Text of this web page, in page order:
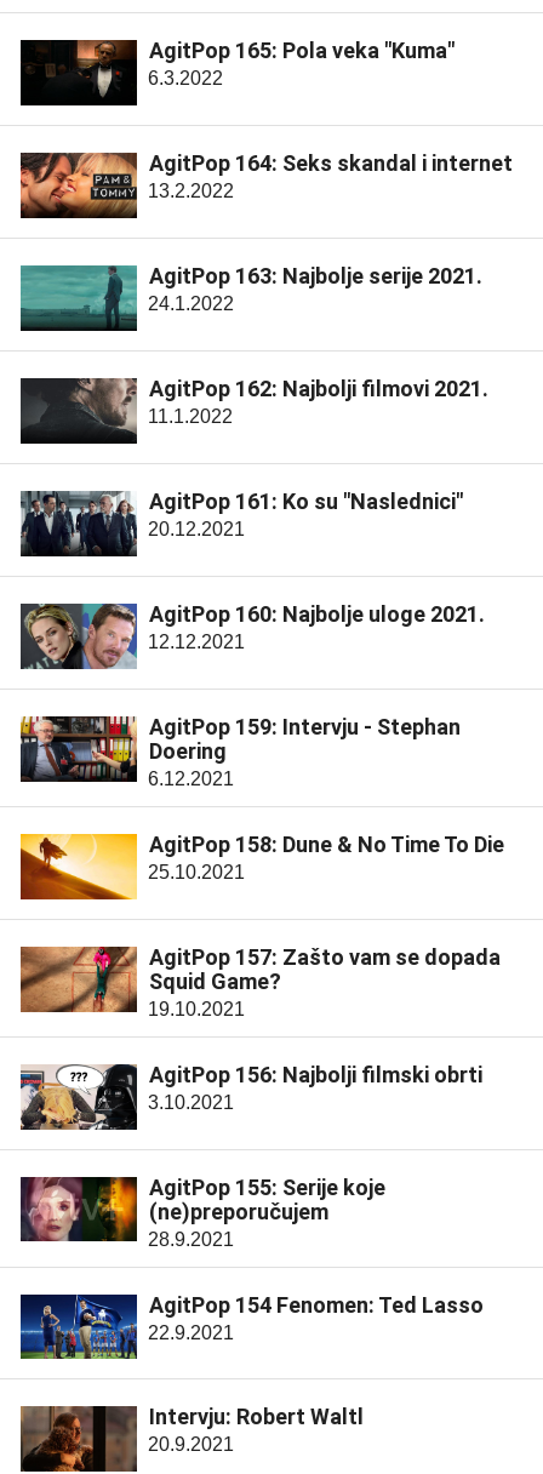
AgitPop 165: Pola veka "Kuma"
6.3.2022
AgitPop 164: Seks skandal i internet
13.2.2022
AgitPop 163: Najbolje serije 2021.
24.1.2022
AgitPop 162: Najbolji filmovi 2021.
11.1.2022
AgitPop 161: Ko su "Naslednici"
20.12.2021
AgitPop 160: Najbolje uloge 2021.
12.12.2021
AgitPop 159: Intervju - Stephan
Doering
6.12.2021
AgitPop 158: Dune & No Time To Die
25.10.2021
AgitPop 157: Zašto vam se dopada
Squid Game?
19.10.2021
AgitPop 156: Najbolji filmski obrti
3.10.2021
AgitPop 155: Serije koje
(ne)preporučujem
28.9.2021
AgitPop 154 Fenomen: Ted Lasso
22.9.2021
Intervju: Robert Waltl
20.9.2021